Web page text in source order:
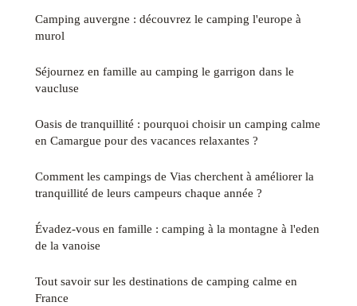
Camping auvergne : découvrez le camping l'europe à
murol
Séjournez en famille au camping le garrigon dans le
vaucluse
Oasis de tranquillité : pourquoi choisir un camping calme
en Camargue pour des vacances relaxantes ?
Comment les campings de Vias cherchent à améliorer la
tranquillité de leurs campeurs chaque année ?
Évadez-vous en famille : camping à la montagne à l'eden
de la vanoise
Tout savoir sur les destinations de camping calme en
France